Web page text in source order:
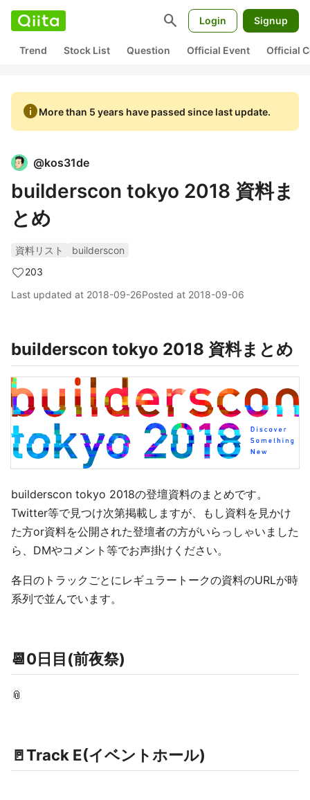
search Login Signup
Trend Stock List Question Official Event Official
infoMore than 5 years have passed since last update.
@kos31de
builderscon tokyo 2018 資料ま
とめ
資料リスト
builderscon
203
Last updated at 2018-09-26Posted at 2018-09-06
builderscon tokyo 2018 資料まとめ
builderscon tokyo 2018の登壇資料のまとめです。
Twitter等で見つけ次第掲載しますが、もし資料を見かけ
た方or資料を公開された登壇者の方がいらっしゃいました
ら、DMやコメント等でお声掛けください。
各日のトラックごとにレギュラートークの資料のURLが時
系列で並んでいます。
📆0日目(前夜祭)
📎
🚪Track E(イベントホール)